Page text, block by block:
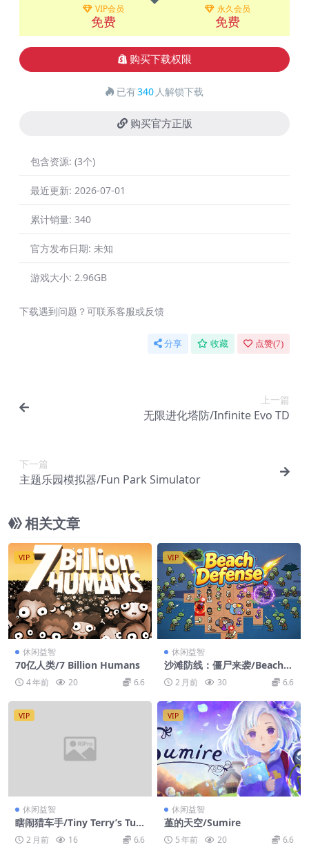
VIP会员
免费
永久会员
免费
购买下载权限
已有340 人解锁下载
购买官方正版
包含资源: (3个)
最近更新: 2026-07-01
累计销量: 340
官方发布日期: 未知
游戏大小: 2.96GB
下载遇到问题？可联系客服或反馈
分享 收藏 点赞(7)
上一篇
无限进化塔防/Infinite Evo TD
下一篇
主题乐园模拟器/Fun Park Simulator
相关文章
VIP
休闲益智
70亿人类/7 Billion Humans
4 年前 20 6.6
VIP
休闲益智
沙滩防线：僵尸来袭/Beach D
efense: Zombie Invasion
2 月前 30 6.6
VIP
休闲益智
瞎闹猎车手/Tiny Terry’s Tur
bo Trip
2 月前 16 6.6
VIP
休闲益智
堇的天空/Sumire
5 年前 20 6.6